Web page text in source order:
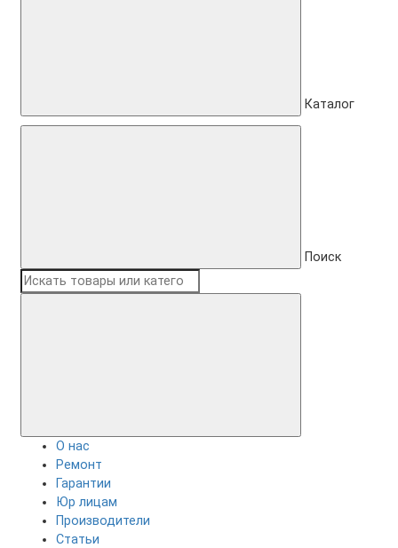
Каталог
Поиск
О нас
Ремонт
Гарантии
Юр лицам
Производители
Статьи